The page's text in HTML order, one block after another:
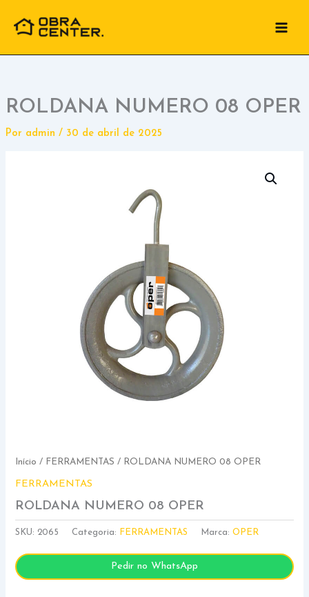
para
conteúdo
ROLDANA NUMERO 08 OPER
Por admin / 30 de abril de 2025
Início / FERRAMENTAS / ROLDANA NUMERO 08 OPER
FERRAMENTAS
ROLDANA NUMERO 08 OPER
SKU: 2065 Categoria: FERRAMENTAS Marca:OPER
Pedir no WhatsApp